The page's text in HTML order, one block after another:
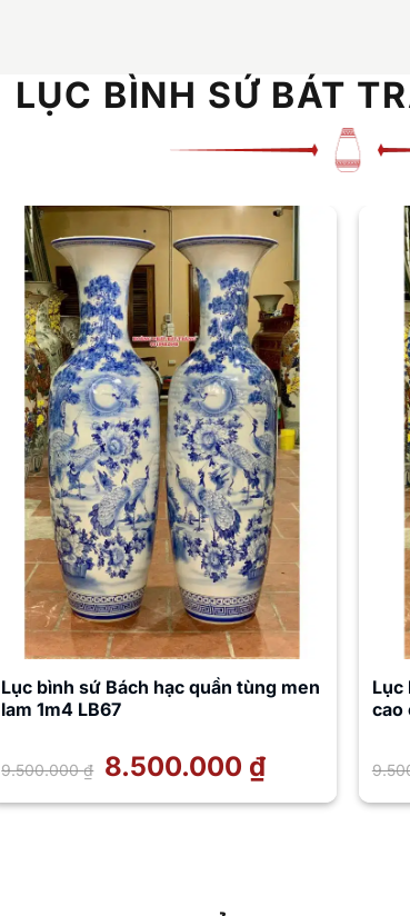
LỤC BÌNH SỨ BÁT
Lục bình sứ Bách hạc quần tùng men
lam 1m4 LB67
9.500.000₫
Giá
gốc
9.500.000 ₫.
8.500.000 ₫Giá
là:
Lục
cao